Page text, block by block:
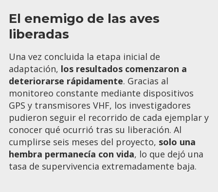
El enemigo de las aves
liberadas
Una vez concluida la etapa inicial de
adaptación, los resultados comenzaron a
deteriorarse rápidamente. Gracias al
monitoreo constante mediante dispositivos
GPS y transmisores VHF, los investigadores
pudieron seguir el recorrido de cada ejemplar y
conocer qué ocurrió tras su liberación. Al
cumplirse seis meses del proyecto, solo una
hembra permanecía con vida, lo que dejó una
tasa de supervivencia extremadamente baja.